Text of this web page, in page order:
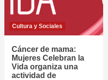
Cultura y Sociales
Cáncer de mama:
Mujeres Celebran la
Vida organiza una
actividad de